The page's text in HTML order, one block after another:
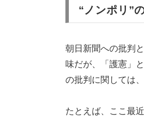
“ノンポリ”
朝日新聞への批判
味だが、「護憲」
の批判に関しては
たとえば、ここ最